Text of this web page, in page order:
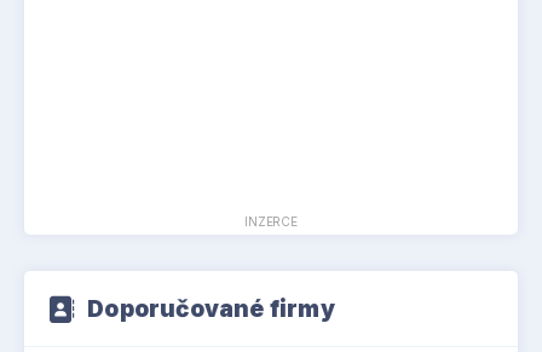
INZERCE
Doporučované firmy